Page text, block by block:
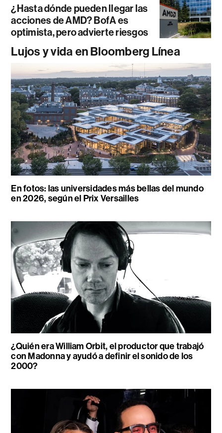
¿Hasta dónde pueden llegar las
acciones de AMD? BofA es
optimista, pero advierte riesgos
Lujos y vida en Bloomberg Línea
En fotos: las universidades más bellas del mundo
en 2026, según el Prix Versailles
¿Quién era William Orbit, el productor que trabajó
con Madonna y ayudó a definir el sonido de los
2000?